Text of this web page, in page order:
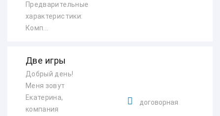
Предварительные
характеристики:
Комп...
Две игры
Добрый день!
Меня зовут
Екатерина,
компания
договорная